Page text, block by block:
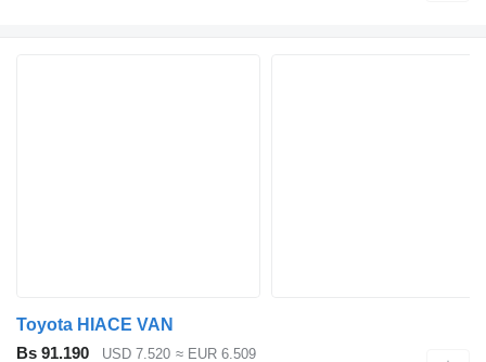
Toyota HIACE VAN
Bs 91.190
USD 7.520 ≈ EUR 6.509